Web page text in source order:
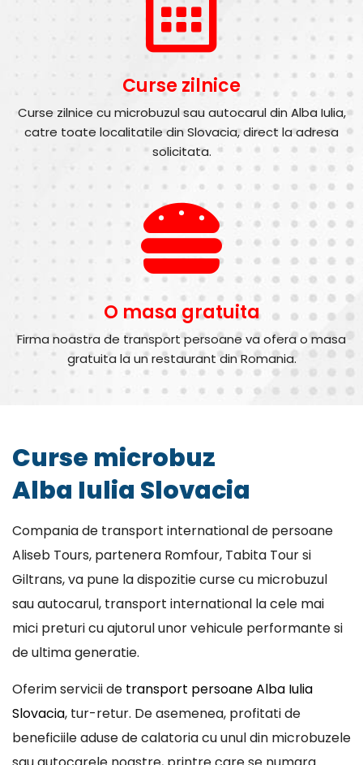
Curse zilnice
Curse zilnice cu microbuzul sau autocarul din Alba Iulia,
catre toate localitatile din Slovacia, direct la adresa
solicitata.
O masa gratuita
Firma noastra de transport persoane va ofera o masa
gratuita la un restaurant din Romania.
Curse microbuz
Alba Iulia Slovacia
Compania de transport international de persoane
Aliseb Tours, partenera Romfour, Tabita Tour si
Giltrans, va pune la dispozitie curse cu microbuzul
sau autocarul, transport international la cele mai
mici preturi cu ajutorul unor vehicule performante si
de ultima generatie.
Oferim servicii de transport persoane Alba Iulia
Slovacia, tur-retur. De asemenea, profitati de
beneficiile aduse de calatoria cu unul din microbuzele